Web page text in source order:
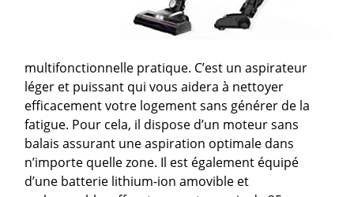
multifonctionnelle pratique. C’est un aspirateur
léger et puissant qui vous aidera à nettoyer
efficacement votre logement sans générer de la
fatigue. Pour cela, il dispose d’un moteur sans
balais assurant une aspiration optimale dans
n’importe quelle zone. Il est également équipé
d’une batterie lithium-ion amovible et